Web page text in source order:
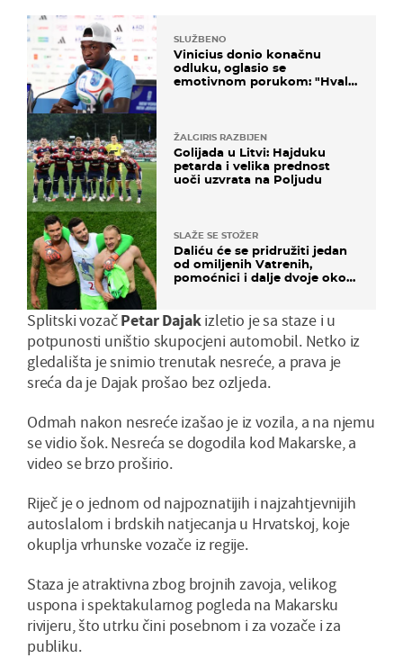
SLUŽBENO
Vinicius donio konačnu
odluku, oglasio se
emotivnom porukom: "Hvala
ŽALGIRIS RAZBIJEN
Golijada u Litvi: Hajduku
petarda i velika prednost
uoči uzvrata na Poljudu
SLAŽE SE STOŽER
Daliću će se pridružiti jedan
od omiljenih Vatrenih,
pomoćnici i dalje dvoje oko
Splitski vozačPetar Dajakizletio je sa staze i u
potpunosti uništio skupocjeni automobil. Netko iz
gledališta je snimio trenutak nesreće, a prava je
sreća da je Dajak prošao bez ozljeda.
Odmah nakon nesreće izašao je iz vozila, a na njemu
se vidio šok. Nesreća se dogodila kod Makarske, a
video se brzo proširio.
Riječ je o jednom od najpoznatijih i najzahtjevnijih
autoslalom i brdskih natjecanja u Hrvatskoj, koje
okuplja vrhunske vozače iz regije.
Staza je atraktivna zbog brojnih zavoja, velikog
uspona i spektakularnog pogleda na Makarsku
rivijeru, što utrku čini posebnom i za vozače i za
publiku.